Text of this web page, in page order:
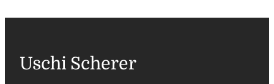
Uschi Scherer